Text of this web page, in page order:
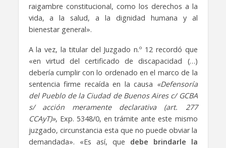
raigambre constitucional, como los derechos a la
vida, a la salud, a la dignidad humana y al
bienestar general».
A la vez, la titular del Juzgado n.º 12 recordó que
«en virtud del certificado de discapacidad (…)
debería cumplir con lo ordenado en el marco de la
sentencia firme recaída en la causa «Defensoría
del Pueblo de la Ciudad de Buenos Aires c/ GCBA
s/ acción meramente declarativa (art. 277
CCAyT)», Exp. 5348/0, en trámite ante este mismo
juzgado, circunstancia esta que no puede obviar la
demandada». «Es así, que debe brindarle la